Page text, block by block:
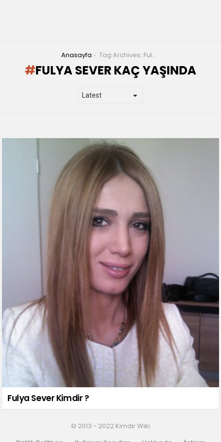
Anasayfa Tag Archives: Fulya Sever kaç yaşında
FULYA SEVER KAÇ YAŞINDA
Fulya Sever Kimdir ?
© 2013 - 2022 Kimdir Wiki